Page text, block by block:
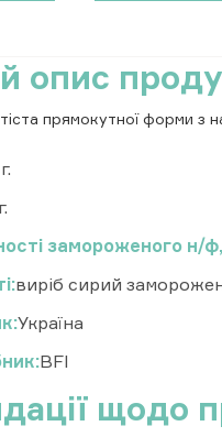
опис
прямокутної форми з
замороженого н/
виріб сирий
Україна
BFI
щодо